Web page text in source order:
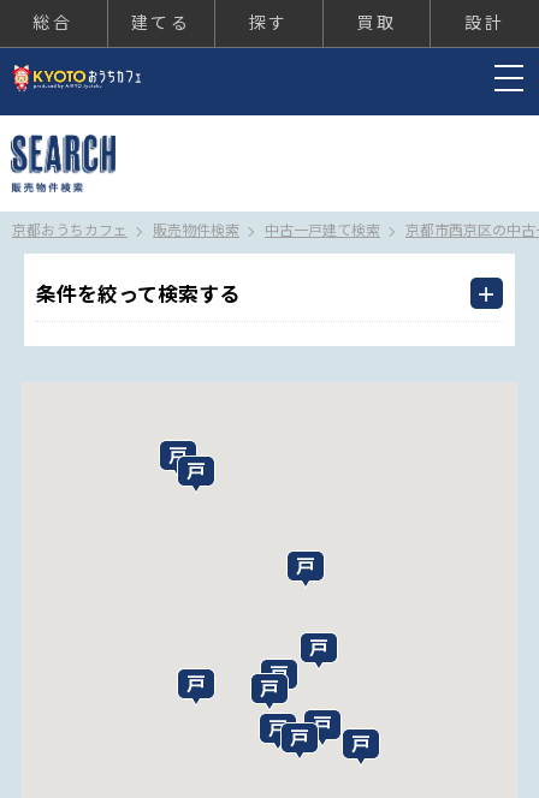
総合 建てる 探す 買取 設計
京都おうちカフェ 販売物件検索 中古一戸建て検索 京都市西京区の中
条件を絞って検索する